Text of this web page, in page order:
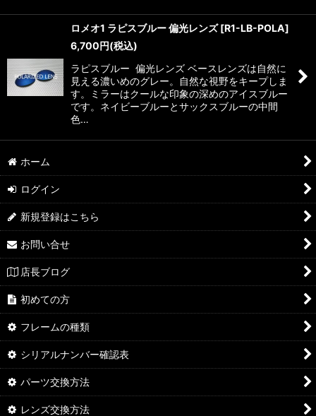
ロメオ1 ラピスブルー 偏光レンズ [R1-LB-POLA]
6,700円(税込)
ラピスブルー 偏光レンズ ベースレンズは自然に
見える濃いめのグレー。自然な視野をキープしま
す。ミラーはクールな印象の深めのアイスブルー
です。ネイビーブルーとサックスブルーの中間
色…
ホーム
ログイン
新規登録はこちら
お問い合せ
店長ブログ
初めての方
フレームの種類
シリアルナンバー確認表
パーツ交換方法
レンズ交換方法